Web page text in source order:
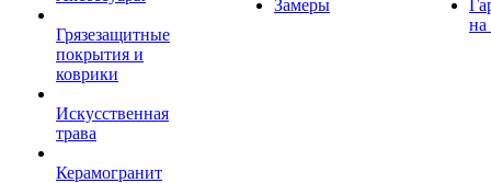
Грязезащитные
покрытия и
коврики
Искусственная
трава
Керамогранит
Замеры
на